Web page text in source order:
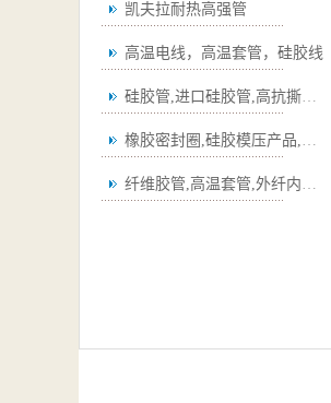
凯夫拉耐热高强管
高温电线，高温套管，硅胶线
硅胶管,进口硅胶管,高抗撕硅胶管
橡胶密封圈,硅胶模压产品,弯管
纤维胶管,高温套管,外纤内胶套管,